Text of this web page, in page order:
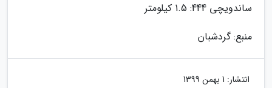
ساندویچی 444: 1.5 کیلومتر
منبع: گردشبان
انتشار: 1 بهمن 1399